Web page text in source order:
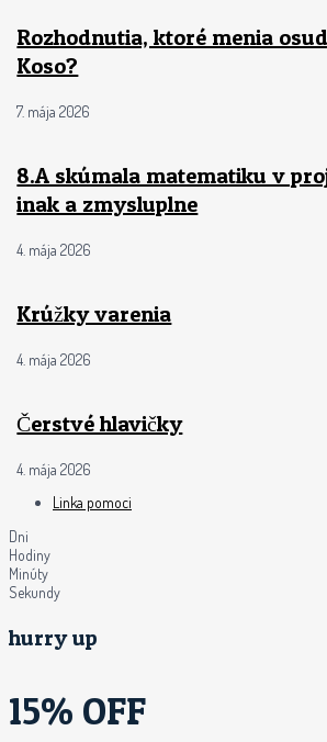
Rozhodnutia, ktoré menia
Koso?
7. mája 2026
8.A skúmala matematiku v
inak a zmysluplne
4. mája 2026
Krúžky varenia
4. mája 2026
Čerstvé hlavičky
4. mája 2026
Linka pomoci
Dni
Hodiny
Minúty
Sekundy
hurry up
15% OFF